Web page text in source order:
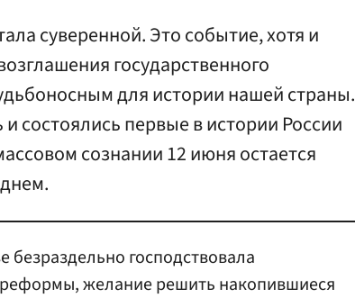
суверенной. Это событие, хотя и
государственного
для истории нашей страны.
и состоялись первые в истории России
сознании 12 июня остается
безраздельно господствовала
желание решить накопившиеся